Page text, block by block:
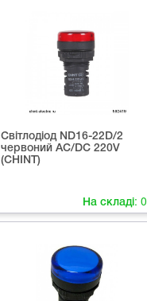
Світлодіод ND16-22D/2
червоний AC/DC 220V
(CHINT)
На складі: 0